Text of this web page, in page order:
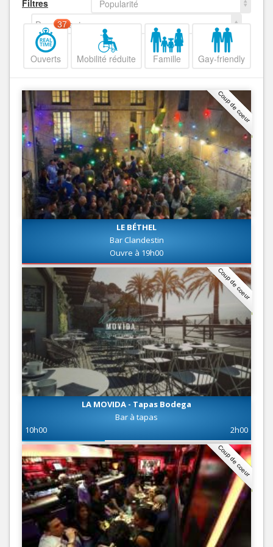
Filtres
Popularité
Decroissant
Ouverts
37
Mobilité réduite Famille Gay-friendly
Coup de coeur
LE BÉTHEL
Bar Clandestin
Ouvre à 19h00
Coup de coeur
LA MOVIDA - Tapas Bodega
Bar à tapas
10h00
2h00
Coup de coeur